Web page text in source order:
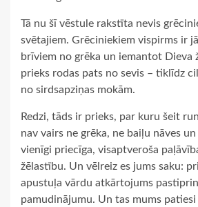
Tā nu šī vēstule rakstīta nevis
svētajiem. Grēciniekiem vispirms ir
brīviem no grēka un iemantot Dieva
prieks rodas pats no sevis – tiklīdz
no sirdsapziņas mokām.
Redzi, tāds ir prieks, par kuru šeit
nav vairs ne grēka, ne baiļu nāves
vienīgi priecīga, visaptveroša
žēlastību. Un vēlreiz es jums saku:
apustuļa vārdu atkārtojums
pamudinājumu. Un tas mums